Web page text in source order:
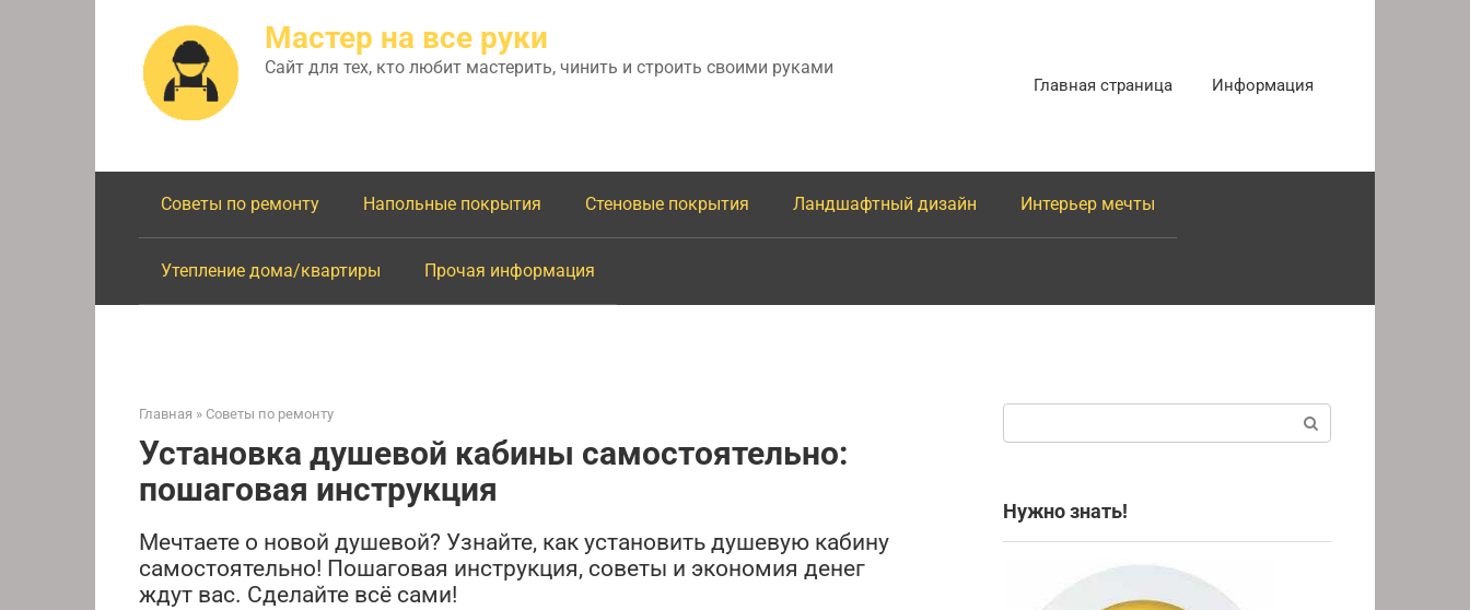
Мастер на все руки
Сайт для тех, кто любит мастерить, чинить и строить своими руками
Главная страница Информация
Советы по ремонту Напольные покрытия Стеновые покрытия Ландшафтный дизайн Интерьер мечты
Утепление дома/квартиры Прочая информация
Главная » Советы по ремонту
Установка душевой кабины самостоятельно:
пошаговая инструкция
Мечтаете о новой душевой? Узнайте, как установить душевую кабину
самостоятельно! Пошаговая инструкция, советы и экономия денег
ждут вас. Сделайте всё сами!
Нужно знать!